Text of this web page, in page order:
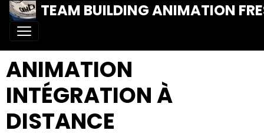
TEAM BUILDING ANIMATION
ANIMATION
INTÉGRATION À
DISTANCE